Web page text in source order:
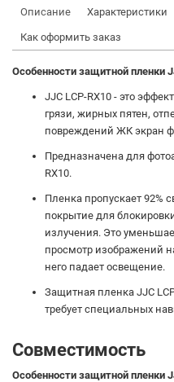
Описание Характеристики
Как оформить заказ
Особенности защитной пленки
JJC LCP-RX10 - это
грязи, жирных пятен,
повреждений ЖК экран
Предназначена для
RX10 .
Пленка пропускает 92%
покрытие для
излучения. Это
просмотр изображений
него падает освещение.
Защитная пленка JJC
требует специальных
Совместимость
Особенности защитной пленки